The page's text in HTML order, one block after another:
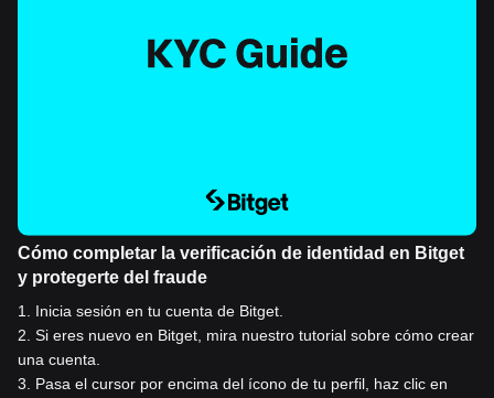
Cómo completar la verificación de identidad en Bitget
y protegerte del fraude
1
Inicia sesión en tu cuenta de Bitget.
2 Si eres nuevo en Bitget, mira nuestro tutorial sobre cómo crear
una cuenta.
3
Pasa el cursor por encima del ícono de tu perfil, haz clic en